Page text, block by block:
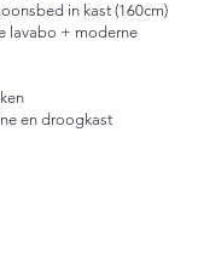
in kast (160cm)
lavabo + moderne
en droogkast